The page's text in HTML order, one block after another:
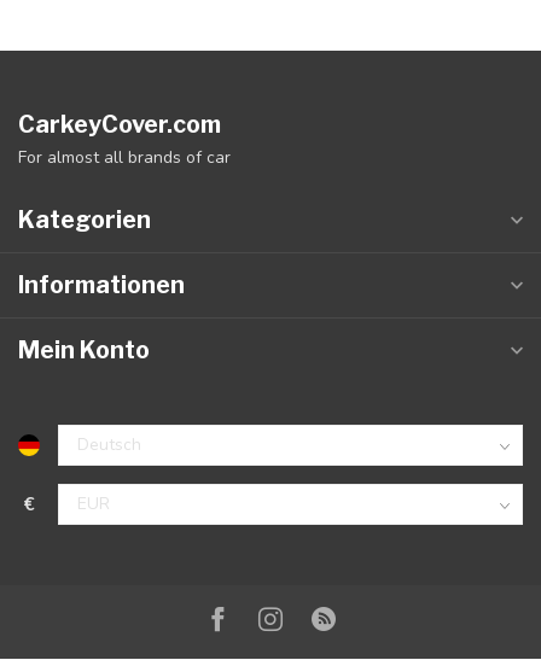
CarkeyCover.com
For almost all brands of car
Kategorien
Informationen
Mein Konto
€